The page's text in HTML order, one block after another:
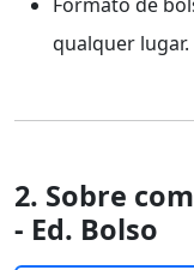
qualquer lugar.
2. Sobre
- Ed. Bolso